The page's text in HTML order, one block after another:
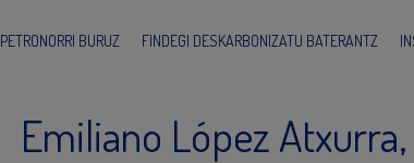
PETRONORRI BURUZ FINDEGI DESKARBONIZATU BATERANTZ
Emiliano López